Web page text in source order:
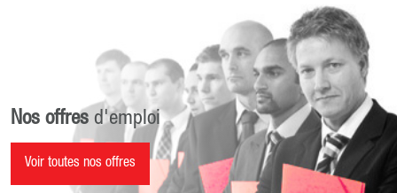
Nos offres d'emploi
Voir toutes nos offres